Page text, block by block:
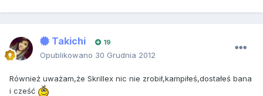
Takichi 19
Opublikowano 30 Grudnia 2012
Również uważam,że Skrillex nic nie zrobił,kampiłeś,dostałeś bana
i cześć